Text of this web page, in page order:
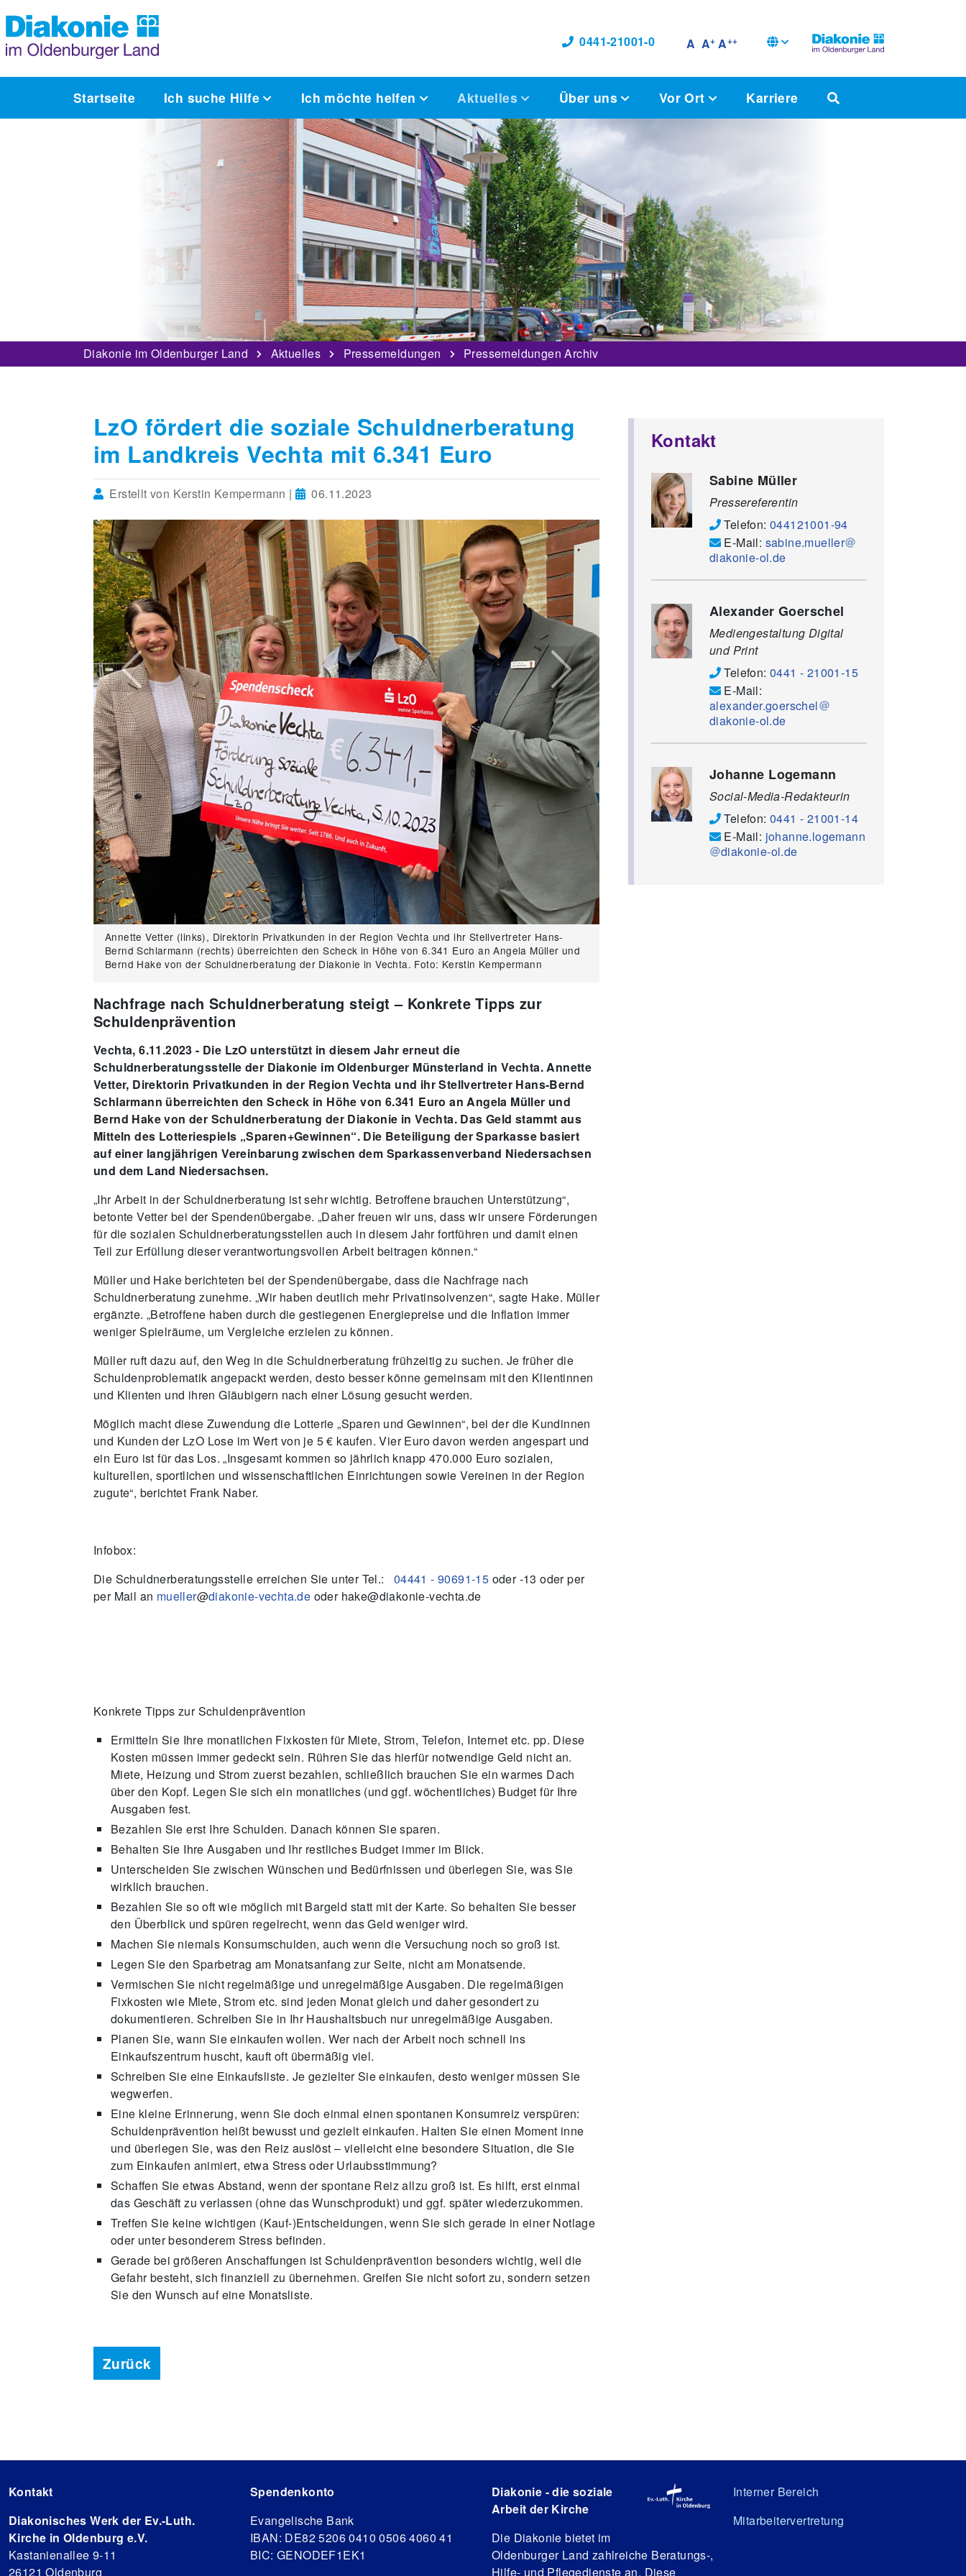
0441-21001-0 A A+ A++
Startseite Ich suche Hilfe Ich möchte helfen Aktuelles Über uns Vor Ort Karriere
Diakonie im Oldenburger Land Aktuelles Pressemeldungen Pressemeldungen Archiv
Kontakt
Sabine Müller
Pressereferentin
Telefon:044121001-94
E-Mail: sabine.mueller
diakonie-ol.de
Alexander Goerschel
Mediengestaltung Digital
und Print
Telefon:0441 - 21001-15
E-Mail:
alexander.goerschel
diakonie-ol.de
Johanne Logemann
Social-Media-Redakteurin
Telefon:0441 - 21001-14
E-Mail: johanne.logemann
diakonie-ol.de
LzO fördert die soziale Schuldnerberatung
im Landkreis Vechta mit 6.341 Euro
Erstellt von Kerstin Kempermann | 06.11.2023
Annette Vetter (links), Direktorin Privatkunden in der Region Vechta und ihr Stellvertreter Hans-
Bernd Schlarmann (rechts) überreichten den Scheck in Höhe von 6.341 Euro an Angela Müller und
Bernd Hake von der Schuldnerberatung der Diakonie in Vechta. Foto: Kerstin Kempermann
Previous Next
Nachfrage nach Schuldnerberatung steigt – Konkrete Tipps zur
Schuldenprävention
Vechta, 6.11.2023 - Die LzO unterstützt in diesem Jahr erneut die
Schuldnerberatungsstelle der Diakonie im Oldenburger Münsterland in Vechta. Annette
Vetter, Direktorin Privatkunden in der Region Vechta und ihr Stellvertreter Hans-Bernd
Schlarmann überreichten den Scheck in Höhe von 6.341 Euro an Angela Müller und
Bernd Hake von der Schuldnerberatung der Diakonie in Vechta. Das Geld stammt aus
Mitteln des Lotteriespiels „Sparen+Gewinnen“. Die Beteiligung der Sparkasse basiert
auf einer langjährigen Vereinbarung zwischen dem Sparkassenverband Niedersachsen
und dem Land Niedersachsen.
„Ihr Arbeit in der Schuldnerberatung ist sehr wichtig. Betroffene brauchen Unterstützung“,
betonte Vetter bei der Spendenübergabe. „Daher freuen wir uns, dass wir unsere Förderungen
für die sozialen Schuldnerberatungsstellen auch in diesem Jahr fortführen und damit einen
Teil zur Erfüllung dieser verantwortungsvollen Arbeit beitragen können.“
Müller und Hake berichteten bei der Spendenübergabe, dass die Nachfrage nach
Schuldnerberatung zunehme. „Wir haben deutlich mehr Privatinsolvenzen“, sagte Hake. Müller
ergänzte. „Betroffene haben durch die gestiegenen Energiepreise und die Inflation immer
weniger Spielräume, um Vergleiche erzielen zu können.
Müller ruft dazu auf, den Weg in die Schuldnerberatung frühzeitig zu suchen. Je früher die
Schuldenproblematik angepackt werden, desto besser könne gemeinsam mit den Klientinnen
und Klienten und ihren Gläubigern nach einer Lösung gesucht werden.
Möglich macht diese Zuwendung die Lotterie „Sparen und Gewinnen“, bei der die Kundinnen
und Kunden der LzO Lose im Wert von je 5 € kaufen. Vier Euro davon werden angespart und
ein Euro ist für das Los. „Insgesamt kommen so jährlich knapp 470.000 Euro sozialen,
kulturellen, sportlichen und wissenschaftlichen Einrichtungen sowie Vereinen in der Region
zugute“, berichtet Frank Naber.
Infobox:
Die Schuldnerberatungsstelle erreichen Sie unter Tel.: 04441 - 90691-15 oder -13 oder per
per Mail an mueller@diakonie-vechta.de oder hake@diakonie-vechta.de
Konkrete Tipps zur Schuldenprävention
Ermitteln Sie Ihre monatlichen Fixkosten für Miete, Strom, Telefon, Internet etc. pp. Diese
Kosten müssen immer gedeckt sein. Rühren Sie das hierfür notwendige Geld nicht an.
Miete, Heizung und Strom zuerst bezahlen, schließlich brauchen Sie ein warmes Dach
über den Kopf. Legen Sie sich ein monatliches (und ggf. wöchentliches) Budget für Ihre
Ausgaben fest.
Bezahlen Sie erst Ihre Schulden. Danach können Sie sparen.
Behalten Sie Ihre Ausgaben und Ihr restliches Budget immer im Blick.
Unterscheiden Sie zwischen Wünschen und Bedürfnissen und überlegen Sie, was Sie
wirklich brauchen.
Bezahlen Sie so oft wie möglich mit Bargeld statt mit der Karte. So behalten Sie besser
den Überblick und spüren regelrecht, wenn das Geld weniger wird.
Machen Sie niemals Konsumschulden, auch wenn die Versuchung noch so groß ist.
Legen Sie den Sparbetrag am Monatsanfang zur Seite, nicht am Monatsende.
Vermischen Sie nicht regelmäßige und unregelmäßige Ausgaben. Die regelmäßigen
Fixkosten wie Miete, Strom etc. sind jeden Monat gleich und daher gesondert zu
dokumentieren. Schreiben Sie in Ihr Haushaltsbuch nur unregelmäßige Ausgaben.
Planen Sie, wann Sie einkaufen wollen. Wer nach der Arbeit noch schnell ins
Einkaufszentrum huscht, kauft oft übermäßig viel.
Schreiben Sie eine Einkaufsliste. Je gezielter Sie einkaufen, desto weniger müssen Sie
wegwerfen.
Eine kleine Erinnerung, wenn Sie doch einmal einen spontanen Konsumreiz verspüren:
Schuldenprävention heißt bewusst und gezielt einkaufen. Halten Sie einen Moment inne
und überlegen Sie, was den Reiz auslöst – vielleicht eine besondere Situation, die Sie
zum Einkaufen animiert, etwa Stress oder Urlaubsstimmung?
Schaffen Sie etwas Abstand, wenn der spontane Reiz allzu groß ist. Es hilft, erst einmal
das Geschäft zu verlassen (ohne das Wunschprodukt) und ggf. später wiederzukommen.
Treffen Sie keine wichtigen (Kauf-)Entscheidungen, wenn Sie sich gerade in einer Notlage
oder unter besonderem Stress befinden.
Gerade bei größeren Anschaffungen ist Schuldenprävention besonders wichtig, weil die
Gefahr besteht, sich finanziell zu übernehmen. Greifen Sie nicht sofort zu, sondern setzen
Sie den Wunsch auf eine Monatsliste.
Zurück
Kontakt
Diakonisches Werk der Ev.-Luth.
Kirche in Oldenburg e.V.
Kastanienallee 9-11
26121 Oldenburg
Spendenkonto
Evangelische Bank
IBAN: DE82 5206 0410 0506 4060 41
BIC: GENODEF1EK1
Diakonie - die soziale
Arbeit der Kirche
Die Diakonie bietet im
Oldenburger Land zahlreiche Beratungs-,
Hilfe- und Pflegedienste an. Diese
Interner Bereich
Mitarbeitervertretung